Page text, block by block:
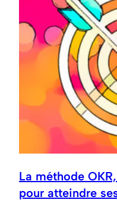
La méthode
pour atteindre